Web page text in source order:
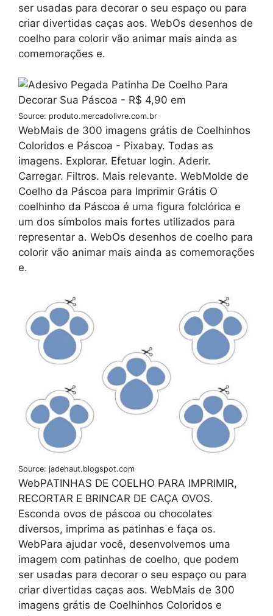
ser usadas para decorar o seu espaço ou para
criar divertidas caças aos. WebOs desenhos de
coelho para colorir vão animar mais ainda as
comemorações e.
Source: produto.mercadolivre.com.br
WebMais de 300 imagens grátis de Coelhinhos
Coloridos e Páscoa - Pixabay. Todas as
imagens. Explorar. Efetuar login. Aderir.
Carregar. Filtros. Mais relevante. WebMolde de
Coelho da Páscoa para Imprimir Grátis O
coelhinho da Páscoa é uma figura folclórica e
um dos símbolos mais fortes utilizados para
representar a. WebOs desenhos de coelho para
colorir vão animar mais ainda as comemorações
e.
Source: jadehaut.blogspot.com
WebPATINHAS DE COELHO PARA IMPRIMIR,
RECORTAR E BRINCAR DE CAÇA OVOS.
Esconda ovos de páscoa ou chocolates
diversos, imprima as patinhas e faça os.
WebPara ajudar você, desenvolvemos uma
imagem com patinhas de coelho, que podem
ser usadas para decorar o seu espaço ou para
criar divertidas caças aos. WebMais de 300
imagens grátis de Coelhinhos Coloridos e